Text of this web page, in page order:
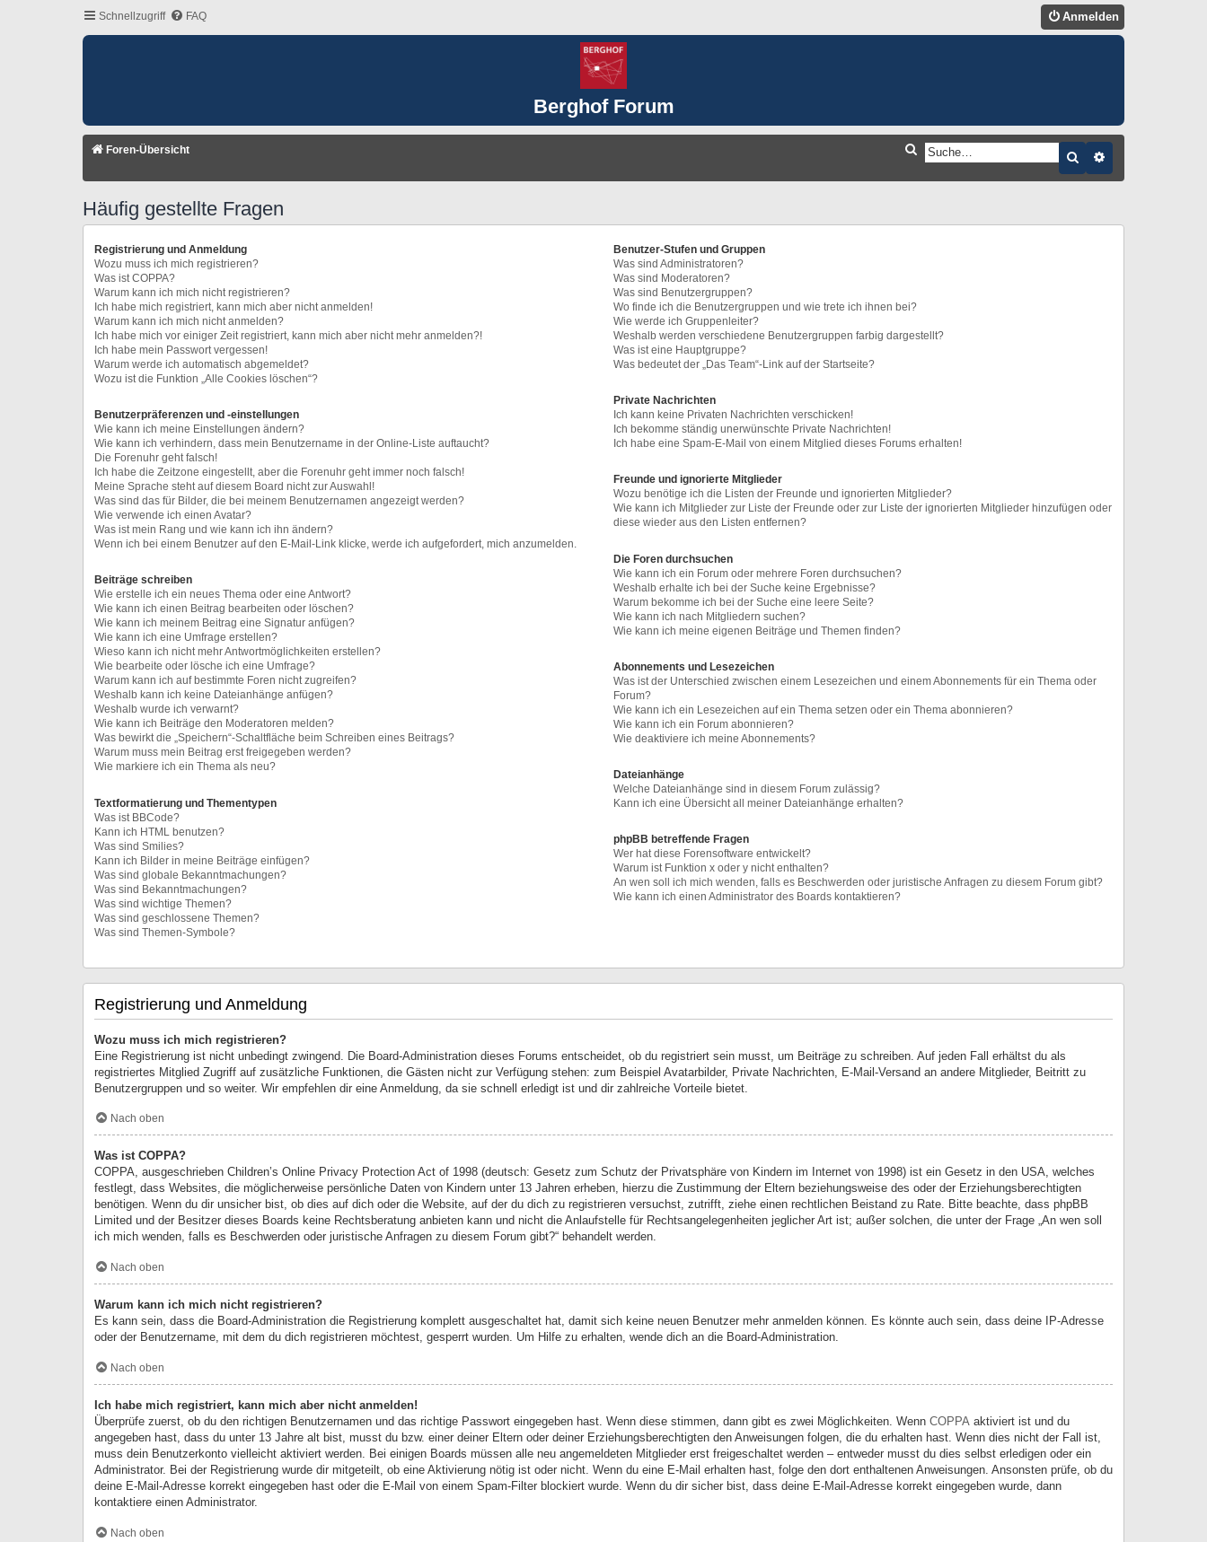
Schnellzugriff FAQ Anmelden
Berghof Forum
Foren-Übersicht Suche
Häufig gestellte Fragen
Registrierung und Anmeldung
Wozu muss ich mich registrieren?
Was ist COPPA?
Warum kann ich mich nicht registrieren?
Ich habe mich registriert, kann mich aber nicht anmelden!
Warum kann ich mich nicht anmelden?
Ich habe mich vor einiger Zeit registriert, kann mich aber nicht mehr anmelden?!
Ich habe mein Passwort vergessen!
Warum werde ich automatisch abgemeldet?
Wozu ist die Funktion „Alle Cookies löschen“?
Benutzerpräferenzen und -einstellungen
Wie kann ich meine Einstellungen ändern?
Wie kann ich verhindern, dass mein Benutzername in der Online-Liste auftaucht?
Die Forenuhr geht falsch!
Ich habe die Zeitzone eingestellt, aber die Forenuhr geht immer noch falsch!
Meine Sprache steht auf diesem Board nicht zur Auswahl!
Was sind das für Bilder, die bei meinem Benutzernamen angezeigt werden?
Wie verwende ich einen Avatar?
Was ist mein Rang und wie kann ich ihn ändern?
Wenn ich bei einem Benutzer auf den E-Mail-Link klicke, werde ich aufgefordert, mich anzumelden.
Beiträge schreiben
Wie erstelle ich ein neues Thema oder eine Antwort?
Wie kann ich einen Beitrag bearbeiten oder löschen?
Wie kann ich meinem Beitrag eine Signatur anfügen?
Wie kann ich eine Umfrage erstellen?
Wieso kann ich nicht mehr Antwortmöglichkeiten erstellen?
Wie bearbeite oder lösche ich eine Umfrage?
Warum kann ich auf bestimmte Foren nicht zugreifen?
Weshalb kann ich keine Dateianhänge anfügen?
Weshalb wurde ich verwarnt?
Wie kann ich Beiträge den Moderatoren melden?
Was bewirkt die „Speichern“-Schaltfläche beim Schreiben eines Beitrags?
Warum muss mein Beitrag erst freigegeben werden?
Wie markiere ich ein Thema als neu?
Textformatierung und Thementypen
Was ist BBCode?
Kann ich HTML benutzen?
Was sind Smilies?
Kann ich Bilder in meine Beiträge einfügen?
Was sind globale Bekanntmachungen?
Was sind Bekanntmachungen?
Was sind wichtige Themen?
Was sind geschlossene Themen?
Was sind Themen-Symbole?
Benutzer-Stufen und Gruppen
Was sind Administratoren?
Was sind Moderatoren?
Was sind Benutzergruppen?
Wo finde ich die Benutzergruppen und wie trete ich ihnen bei?
Wie werde ich Gruppenleiter?
Weshalb werden verschiedene Benutzergruppen farbig dargestellt?
Was ist eine Hauptgruppe?
Was bedeutet der „Das Team“-Link auf der Startseite?
Private Nachrichten
Ich kann keine Privaten Nachrichten verschicken!
Ich bekomme ständig unerwünschte Private Nachrichten!
Ich habe eine Spam-E-Mail von einem Mitglied dieses Forums erhalten!
Freunde und ignorierte Mitglieder
Wozu benötige ich die Listen der Freunde und ignorierten Mitglieder?
Wie kann ich Mitglieder zur Liste der Freunde oder zur Liste der ignorierten Mitglieder hinzufügen oder
diese wieder aus den Listen entfernen?
Die Foren durchsuchen
Wie kann ich ein Forum oder mehrere Foren durchsuchen?
Weshalb erhalte ich bei der Suche keine Ergebnisse?
Warum bekomme ich bei der Suche eine leere Seite?
Wie kann ich nach Mitgliedern suchen?
Wie kann ich meine eigenen Beiträge und Themen finden?
Abonnements und Lesezeichen
Was ist der Unterschied zwischen einem Lesezeichen und einem Abonnements für ein Thema oder
Forum?
Wie kann ich ein Lesezeichen auf ein Thema setzen oder ein Thema abonnieren?
Wie kann ich ein Forum abonnieren?
Wie deaktiviere ich meine Abonnements?
Dateianhänge
Welche Dateianhänge sind in diesem Forum zulässig?
Kann ich eine Übersicht all meiner Dateianhänge erhalten?
phpBB betreffende Fragen
Wer hat diese Forensoftware entwickelt?
Warum ist Funktion x oder y nicht enthalten?
An wen soll ich mich wenden, falls es Beschwerden oder juristische Anfragen zu diesem Forum gibt?
Wie kann ich einen Administrator des Boards kontaktieren?
Registrierung und Anmeldung
Wozu muss ich mich registrieren?
Eine Registrierung ist nicht unbedingt zwingend. Die Board-Administration dieses Forums entscheidet, ob du registriert sein musst, um Beiträge zu schreiben. Auf jeden Fall erhältst du als
registriertes Mitglied Zugriff auf zusätzliche Funktionen, die Gästen nicht zur Verfügung stehen: zum Beispiel Avatarbilder, Private Nachrichten, E-Mail-Versand an andere Mitglieder, Beitritt zu
Benutzergruppen und so weiter. Wir empfehlen dir eine Anmeldung, da sie schnell erledigt ist und dir zahlreiche Vorteile bietet.
Nach oben
Was ist COPPA?
COPPA, ausgeschrieben Children’s Online Privacy Protection Act of 1998 (deutsch: Gesetz zum Schutz der Privatsphäre von Kindern im Internet von 1998) ist ein Gesetz in den USA, welches
festlegt, dass Websites, die möglicherweise persönliche Daten von Kindern unter 13 Jahren erheben, hierzu die Zustimmung der Eltern beziehungsweise des oder der Erziehungsberechtigten
benötigen. Wenn du dir unsicher bist, ob dies auf dich oder die Website, auf der du dich zu registrieren versuchst, zutrifft, ziehe einen rechtlichen Beistand zu Rate. Bitte beachte, dass phpBB
Limited und der Besitzer dieses Boards keine Rechtsberatung anbieten kann und nicht die Anlaufstelle für Rechtsangelegenheiten jeglicher Art ist; außer solchen, die unter der Frage „An wen soll
ich mich wenden, falls es Beschwerden oder juristische Anfragen zu diesem Forum gibt?“ behandelt werden.
Nach oben
Warum kann ich mich nicht registrieren?
Es kann sein, dass die Board-Administration die Registrierung komplett ausgeschaltet hat, damit sich keine neuen Benutzer mehr anmelden können. Es könnte auch sein, dass deine IP-Adresse
oder der Benutzername, mit dem du dich registrieren möchtest, gesperrt wurden. Um Hilfe zu erhalten, wende dich an die Board-Administration.
Nach oben
Ich habe mich registriert, kann mich aber nicht anmelden!
Überprüfe zuerst, ob du den richtigen Benutzernamen und das richtige Passwort eingegeben hast. Wenn diese stimmen, dann gibt es zwei Möglichkeiten. Wenn COPPA aktiviert ist und du
angegeben hast, dass du unter 13 Jahre alt bist, musst du bzw. einer deiner Eltern oder deiner Erziehungsberechtigten den Anweisungen folgen, die du erhalten hast. Wenn dies nicht der Fall ist,
muss dein Benutzerkonto vielleicht aktiviert werden. Bei einigen Boards müssen alle neu angemeldeten Mitglieder erst freigeschaltet werden – entweder musst du dies selbst erledigen oder ein
Administrator. Bei der Registrierung wurde dir mitgeteilt, ob eine Aktivierung nötig ist oder nicht. Wenn du eine E-Mail erhalten hast, folge den dort enthaltenen Anweisungen. Ansonsten prüfe, ob du
deine E-Mail-Adresse korrekt eingegeben hast oder die E-Mail von einem Spam-Filter blockiert wurde. Wenn du dir sicher bist, dass deine E-Mail-Adresse korrekt eingegeben wurde, dann
kontaktiere einen Administrator.
Nach oben